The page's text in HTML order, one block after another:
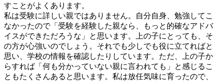
すことがよくあります。
私は受験に詳しい親ではありません。自分自身、勉強してこ
なかったので「受験を経験した親なら、もっと的確なアドバ
イスができただろうな」と思います。上の子にとっても、そ
の方が心強いのでしょう。それでも少しでも役に立てればと
思い、学校の情報を確認したりしています。ただ、上の子か
らすれば「何も分かっていない親に言われても」と感じるこ
ともたくさんあると思います。私は放任気味に育ったので、